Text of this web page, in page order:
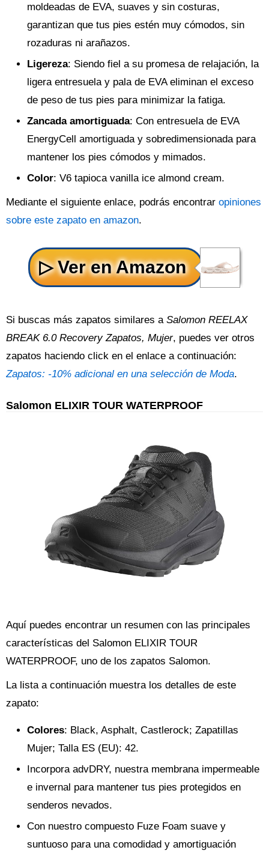
moldeadas de EVA, suaves y sin costuras,
garantizan que tus pies estén muy cómodos, sin
rozaduras ni arañazos.
Ligereza: Siendo fiel a su promesa de relajación, la
ligera entresuela y pala de EVA eliminan el exceso
de peso de tus pies para minimizar la fatiga.
Zancada amortiguada: Con entresuela de EVA
EnergyCell amortiguada y sobredimensionada para
mantener los pies cómodos y mimados.
Color: V6 tapioca vanilla ice almond cream.
Mediante el siguiente enlace, podrás encontrar opiniones
sobre este zapato en amazon.
Si buscas más zapatos similares a Salomon REELAX
BREAK 6.0 Recovery Zapatos, Mujer, puedes ver otros
zapatos haciendo click en el enlace a continuación:
Zapatos: -10% adicional en una selección de Moda.
Salomon ELIXIR TOUR WATERPROOF
Aquí puedes encontrar un resumen con las principales
características del Salomon ELIXIR TOUR
WATERPROOF, uno de los zapatos Salomon.
La lista a continuación muestra los detalles de este
zapato:
Colores: Black, Asphalt, Castlerock; Zapatillas
Mujer; Talla ES (EU): 42.
Incorpora advDRY, nuestra membrana impermeable
e invernal para mantener tus pies protegidos en
senderos nevados.
Con nuestro compuesto Fuze Foam suave y
suntuoso para una comodidad y amortiguación